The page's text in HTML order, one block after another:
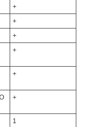
+
+
+
+
+
+
1